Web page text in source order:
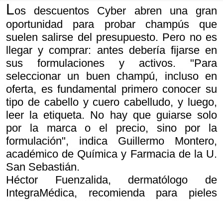
Los descuentos Cyber abren una gran
oportunidad para probar champús que
suelen salirse del presupuesto. Pero no es
llegar y comprar: antes debería fijarse en
sus formulaciones y activos. "Para
seleccionar un buen champú, incluso en
oferta, es fundamental primero conocer su
tipo de cabello y cuero cabelludo, y luego,
leer la etiqueta. No hay que guiarse solo
por la marca o el precio, sino por la
formulación", indica Guillermo Montero,
académico de Química y Farmacia de la U.
San Sebastián.
Héctor Fuenzalida, dermatólogo de
IntegraMédica, recomienda para pieles